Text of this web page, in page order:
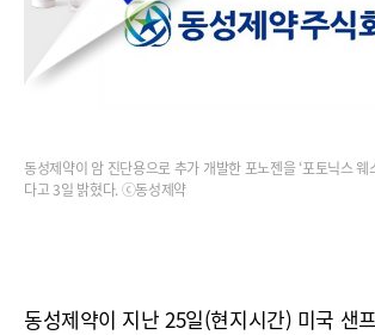
동성제약이 암 진단용으로 추가 개발한 포노젠을 ‘포토닉스
다고 3일 밝혔다. ⓒ동성제약
동성제약이 지난 25일(현지시간) 미국 샌